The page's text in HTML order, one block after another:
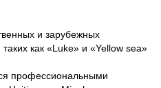
и зарубежных
как «Luke» и «Yellow sea»
профессиональными